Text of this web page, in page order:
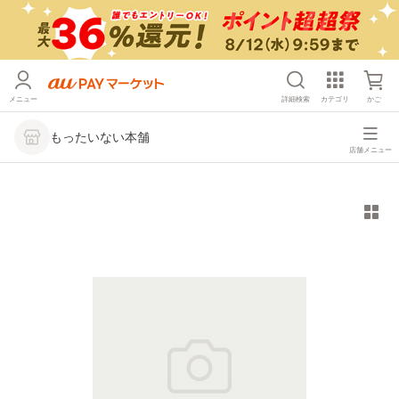
メニュー 詳細検索 カテゴリ かご
もったいない本舗
店舗メニュー